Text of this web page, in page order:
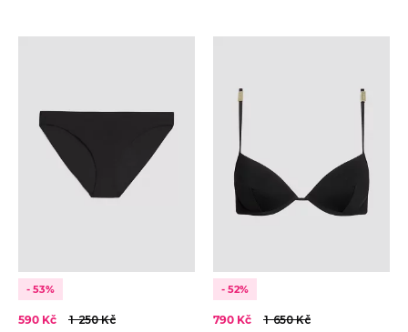
- 53%
590 Kč 1 250 Kč
- 52%
790 Kč 1 650 Kč